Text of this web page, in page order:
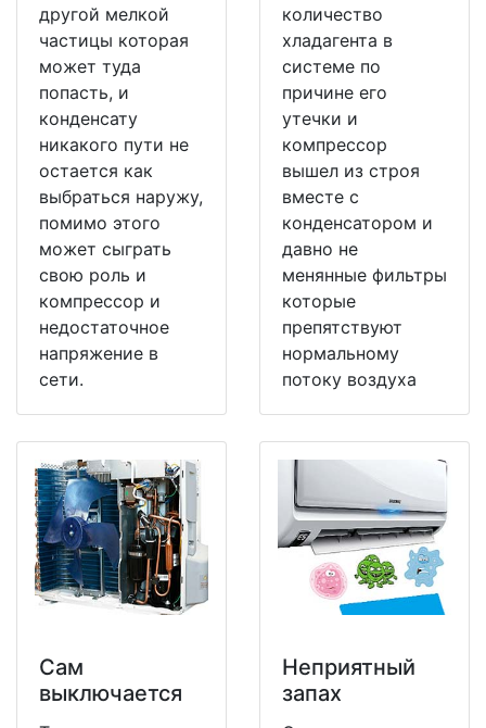
другой мелкой
частицы которая
может туда
попасть, и
конденсату
никакого пути не
остается как
выбраться наружу,
помимо этого
может сыграть
свою роль и
компрессор и
недостаточное
напряжение в
сети.
количество
хладагента в
системе по
причине его
утечки и
компрессор
вышел из строя
вместе с
конденсатором и
давно не
менянные фильтры
которые
препятствуют
нормальному
потоку воздуха
Сам
выключается
Неприятный
запах